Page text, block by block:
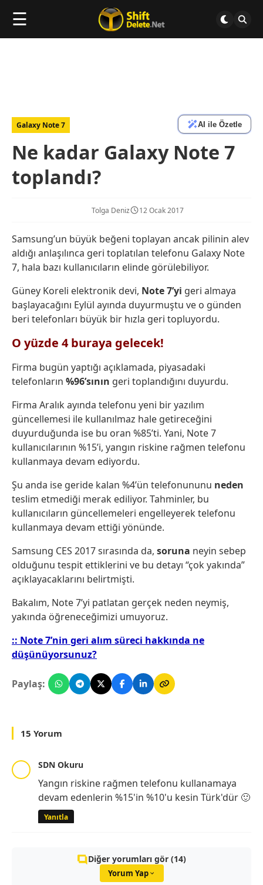
☰
Galaxy Note 7 AI ile Özetle
Ne kadar Galaxy Note 7
toplandı?
Tolga Deniz 12 Ocak 2017
Samsung’un büyük beğeni toplayan ancak pilinin alev
aldığı anlaşılınca geri toplatılan telefonu Galaxy Note
7, hala bazı kullanıcıların elinde görülebiliyor.
Güney Koreli elektronik devi, Note 7’yi geri almaya
başlayacağını Eylül ayında duyurmuştu ve o günden
beri telefonları büyük bir hızla geri topluyordu.
O yüzde 4 buraya gelecek!
Firma bugün yaptığı açıklamada, piyasadaki
telefonların %96’sının geri toplandığını duyurdu.
Firma Aralık ayında telefonu yeni bir yazılım
güncellemesi ile kullanılmaz hale getireceğini
duyurduğunda ise bu oran %85’ti. Yani, Note 7
kullanıcılarının %15’i, yangın riskine rağmen telefonu
kullanmaya devam ediyordu.
Şu anda ise geride kalan %4’ün telefonununu neden
teslim etmediği merak ediliyor. Tahminler, bu
kullanıcıların güncellemeleri engelleyerek telefonu
kullanmaya devam ettiği yönünde.
Samsung CES 2017 sırasında da, soruna neyin sebep
olduğunu tespit ettiklerini ve bu detayı “çok yakında”
açıklayacaklarını belirtmişti.
Bakalım, Note 7’yi patlatan gerçek neden neymiş,
yakında öğreneceğimizi umuyoruz.
:: Note 7’nin geri alım süreci hakkında ne
düşünüyorsunuz?
Paylaş:
15 Yorum
SDN Okuru
Yangın riskine rağmen telefonu kullanamaya
devam edenlerin %15'in %10'u kesin Türk'dür 🙂
Yanıtla
Diğer yorumları gör (14)
Yorum Yap